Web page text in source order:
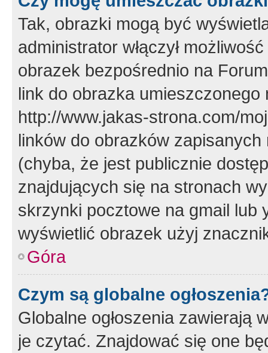
Tak, obrazki mogą być
administrator włączył
obrazek bezpośrednio na
link do obrazka
http://www.jakas-strona.com/
linków do obrazków
(chyba, że jest publicznie
znajdujących się na stronach
skrzynki pocztowe na gmail lub
wyświetlić obrazek użyj
Góra
Czym są globalne
Globalne ogłoszenia zawierają
je czytać. Znajdować się one